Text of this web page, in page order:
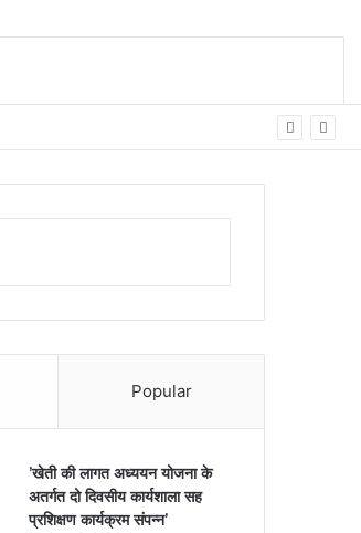
Popular
’खेती की लागत अध्ययन योजना के
अतर्गत दो दिवसीय कार्यशाला सह
प्रशिक्षण कार्यक्रम संपन्न’